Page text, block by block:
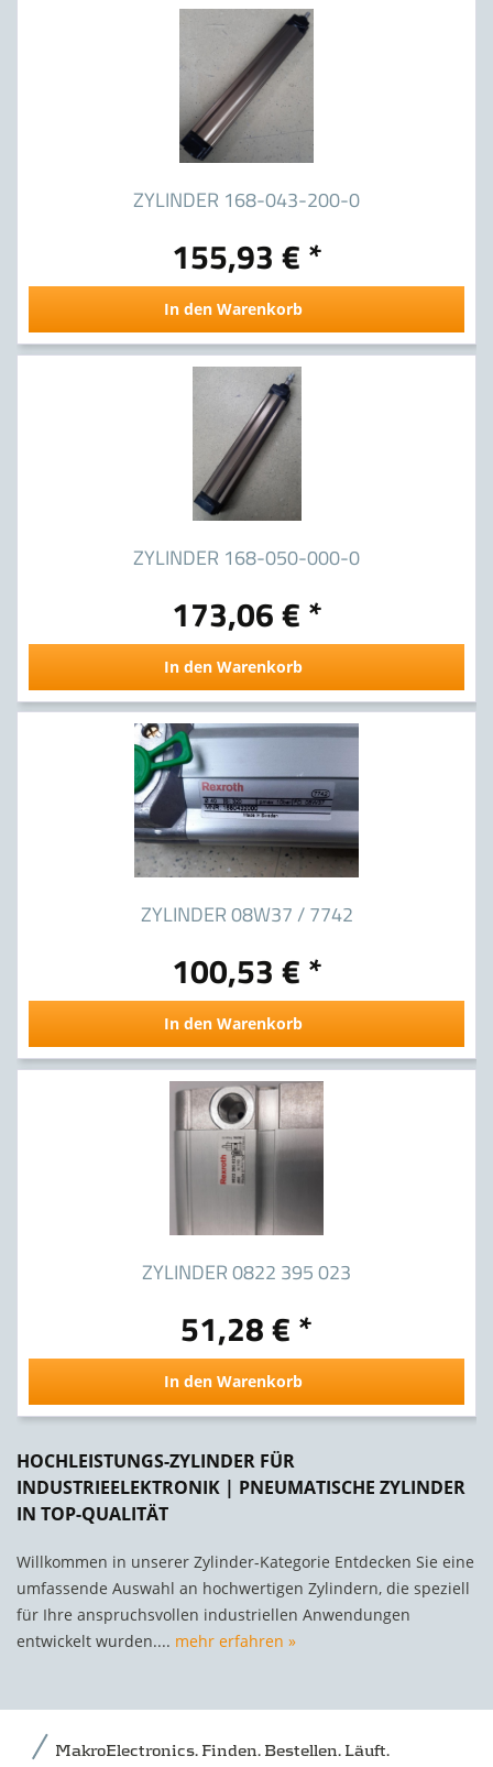
ZYLINDER 168-043-200-0
155,93 € *
In den Warenkorb
ZYLINDER 168-050-000-0
173,06 € *
In den Warenkorb
ZYLINDER 08W37 / 7742
100,53 € *
In den Warenkorb
ZYLINDER 0822 395 023
51,28 € *
In den Warenkorb
HOCHLEISTUNGS-ZYLINDER FÜR
INDUSTRIEELEKTRONIK | PNEUMATISCHE ZYLINDER
IN TOP-QUALITÄT
Willkommen in unserer Zylinder-Kategorie Entdecken Sie eine
umfassende Auswahl an hochwertigen Zylindern, die speziell
für Ihre anspruchsvollen industriellen Anwendungen
entwickelt wurden.... mehr erfahren »
MakroElectronics. Finden. Bestellen. Läuft.